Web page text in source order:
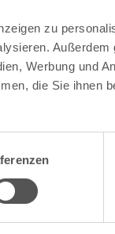
zu
Werbung und
die Sie ihnen